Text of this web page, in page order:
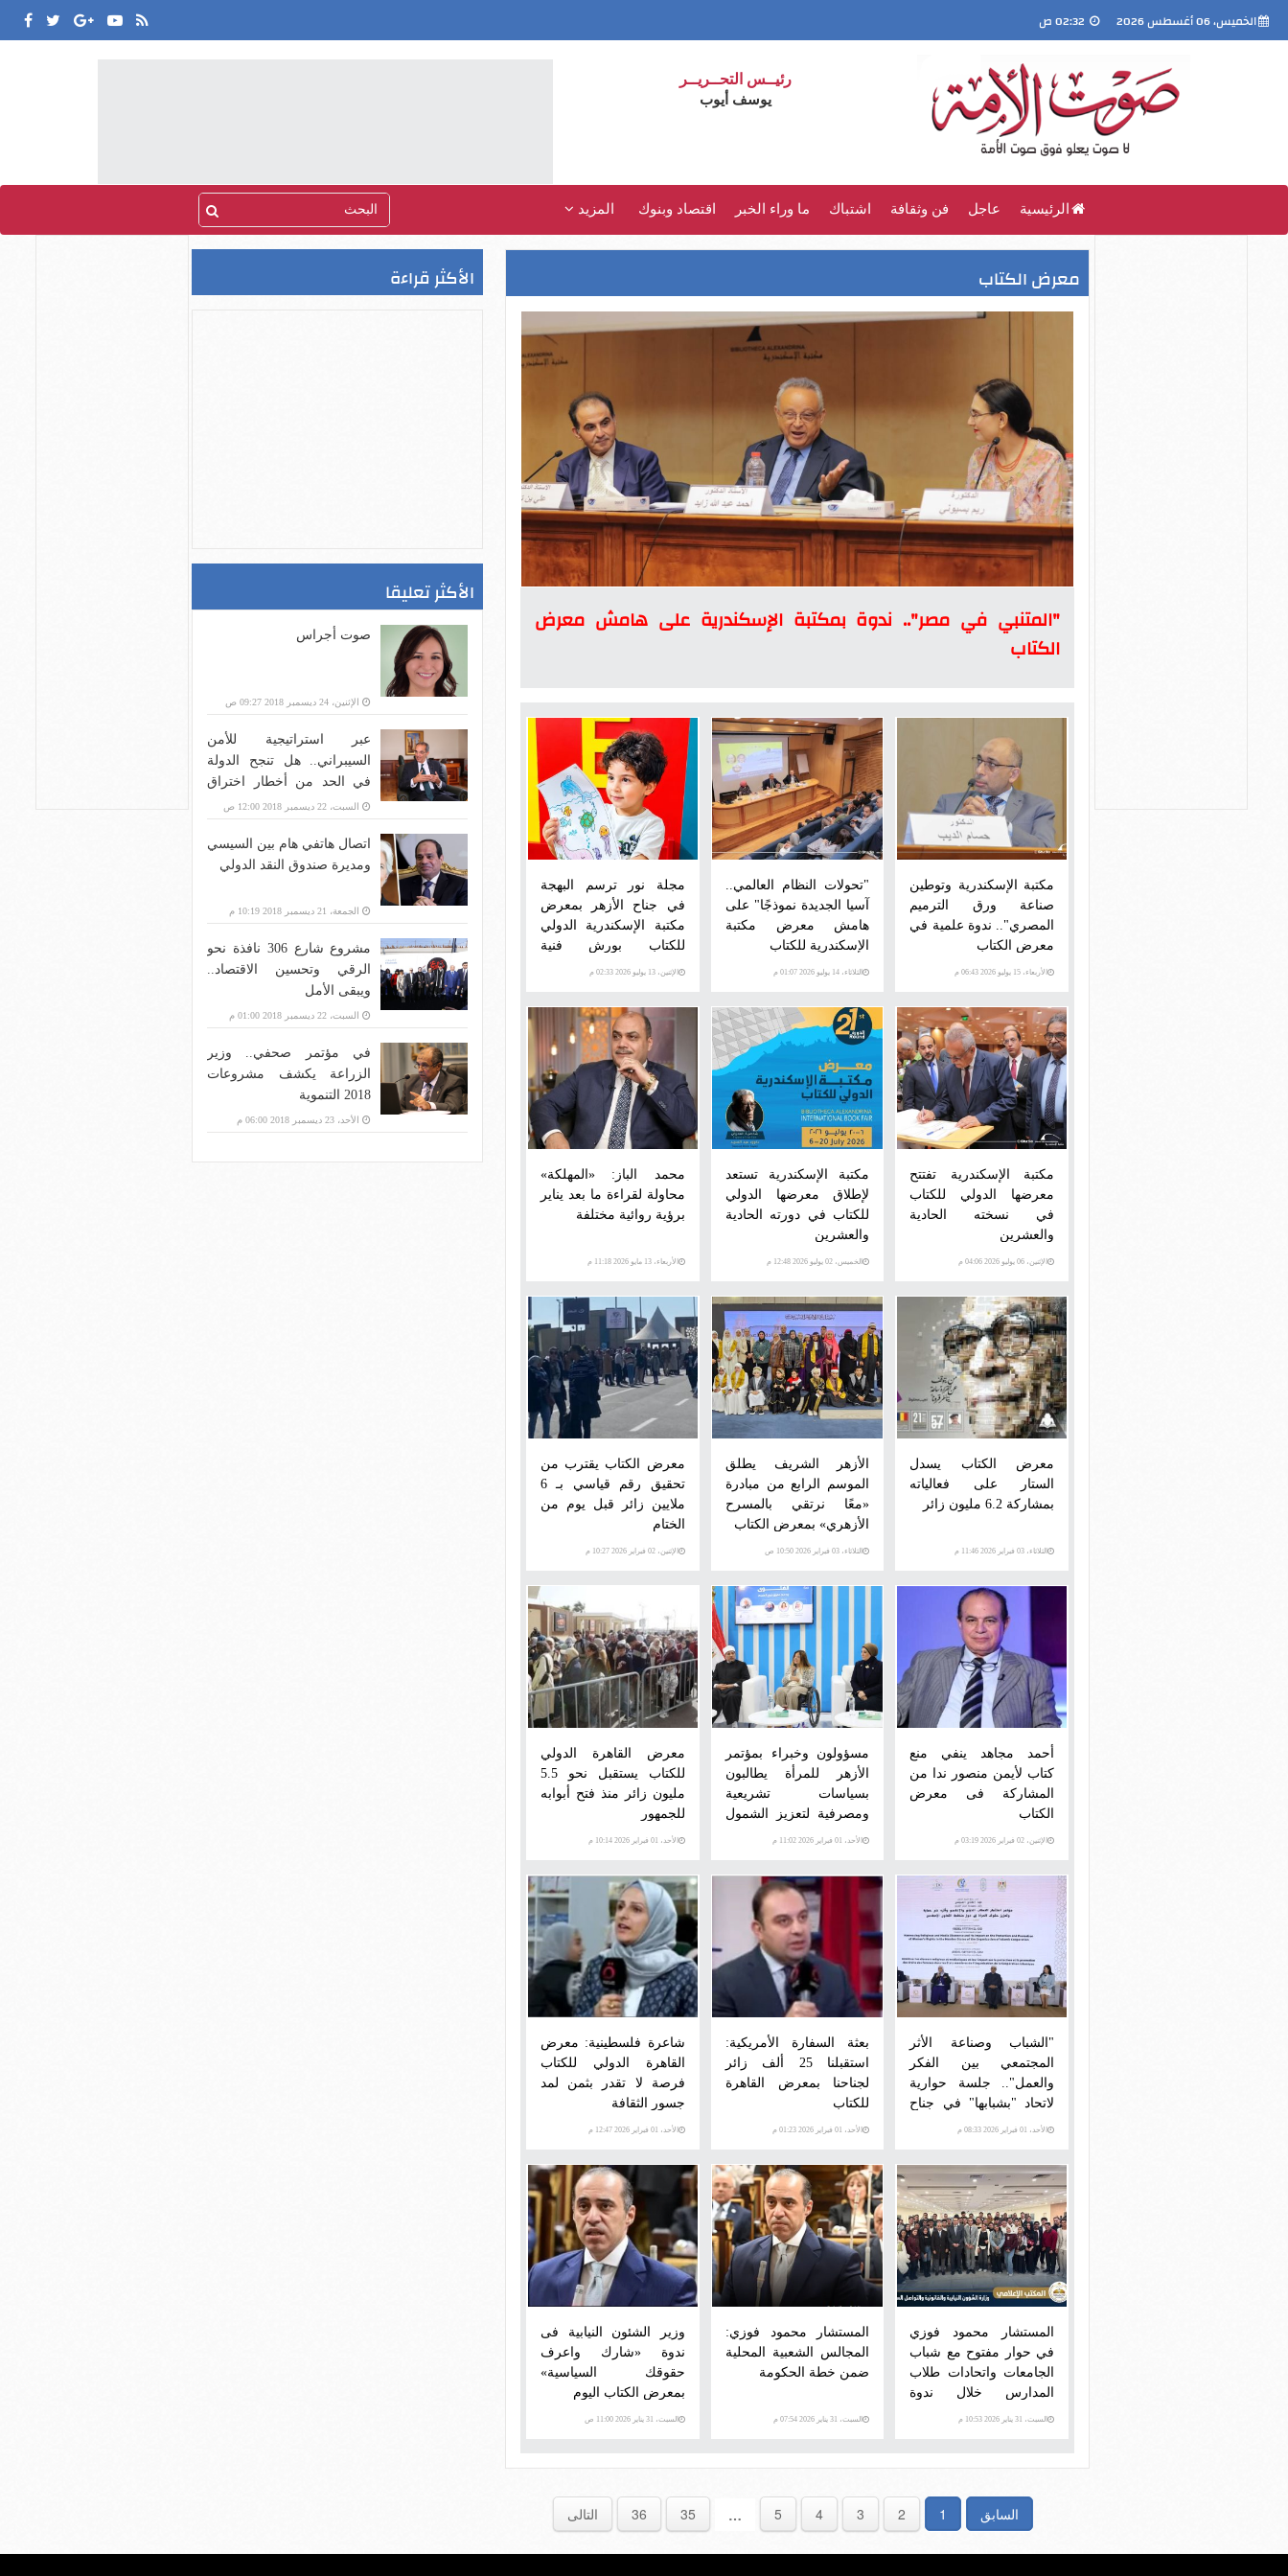
الخميس، 06 أغسطس 2026
رئيــس التحــريــر
يوسف أيوب
الرئيسية عاجل فن وثقافة اشتباك ما وراء الخبر اقتصاد وبنوك المزيد
معرض الكتاب
"المتنبي في مصر".. ندوة بمكتبة الإسكندرية على هامش معرض
الكتاب
مكتبة الإسكندرية وتوطين
صناعة ورق الترميم
المصري".. ندوة علمية في
معرض الكتاب
الأربعاء، 15 يوليو 2026 06:43 م
"تحولات النظام العالمي..
آسيا الجديدة نموذجًا" على
هامش معرض مكتبة
الإسكندرية للكتاب
الثلاثاء، 14 يوليو 2026 01:07 م
مجلة نور ترسم البهجة
في جناح الأزهر بمعرض
مكتبة الإسكندرية الدولي
للكتاب بورش فنية
وتفاعلية
الإثنين، 13 يوليو 2026 02:33 م
مكتبة الإسكندرية تفتتح
معرضها الدولي للكتاب
في نسخته الحادية
والعشرين
الإثنين، 06 يوليو 2026 04:06 م
مكتبة الإسكندرية تستعد
لإطلاق معرضها الدولي
للكتاب في دورته الحادية
والعشرين
الخميس، 02 يوليو 2026 12:48 م
محمد الباز: «المهلكة»
محاولة لقراءة ما بعد يناير
برؤية روائية مختلفة
الأربعاء، 13 مايو 2026 11:18 م
معرض الكتاب يسدل
الستار على فعالياته
بمشاركة 6.2 مليون زائر
الثلاثاء، 03 فبراير 2026 11:46 م
الأزهر الشريف يطلق
الموسم الرابع من مبادرة
«معًا نرتقي بالمسرح
الأزهري» بمعرض الكتاب
الثلاثاء، 03 فبراير 2026 10:50 ص
معرض الكتاب يقترب من
تحقيق رقم قياسي بـ 6
ملايين زائر قبل يوم من
الختام
الإثنين، 02 فبراير 2026 10:27 م
أحمد مجاهد ينفي منع
كتاب لأيمن منصور ندا من
المشاركة فى معرض
الكتاب
الإثنين، 02 فبراير 2026 03:19 م
مسؤولون وخبراء بمؤتمر
الأزهر للمرأة يطالبون
بسياسات تشريعية
ومصرفية لتعزيز الشمول
المالي
الأحد، 01 فبراير 2026 11:02 م
معرض القاهرة الدولي
للكتاب يستقبل نحو 5.5
مليون زائر منذ فتح أبوابه
للجمهور
الأحد، 01 فبراير 2026 10:14 م
"الشباب وصناعة الأثر
المجتمعي بين الفكر
والعمل".. جلسة حوارية
لاتحاد "بشبابها" في جناح
دار الإفتاء المصرية
الأحد، 01 فبراير 2026 08:33 م
بعثة السفارة الأمريكية:
استقبلنا 25 ألف زائر
لجناحنا بمعرض القاهرة
للكتاب
الأحد، 01 فبراير 2026 01:23 م
شاعرة فلسطينية: معرض
القاهرة الدولي للكتاب
فرصة لا تقدر بثمن لمد
جسور الثقافة
الأحد، 01 فبراير 2026 12:47 م
المستشار محمود فوزي
في حوار مفتوح مع شباب
الجامعات واتحادات طلاب
المدارس خلال ندوة
تنسيقية شباب الأحزاب
السبت، 31 يناير 2026 10:53 م
المستشار محمود فوزي:
المجالس الشعبية المحلية
ضمن خطة الحكومة
السبت، 31 يناير 2026 07:54 م
وزير الشئون النيابية فى
ندوة «شارك واعرف
حقوقك السياسية»
بمعرض الكتاب اليوم
السبت، 31 يناير 2026 11:00 ص
السابق 1
2
3
4
5
…
35
36 التالى
الأكثر قراءة
الأكثر تعليقا
صوت أجراس
الإثنين، 24 ديسمبر 2018 09:27 ص
عبر استراتيجية للأمن
السيبراني.. هل تنجح الدولة
في الحد من أخطار اختراق
بنية الاتصالات؟
السبت، 22 ديسمبر 2018 12:00 ص
اتصال هاتفي هام بين السيسي
ومديرة صندوق النقد الدولي
الجمعة، 21 ديسمبر 2018 10:19 م
مشروع شارع 306 نافذة نحو
الرقي وتحسين الاقتصاد..
ويبقى الأمل
السبت، 22 ديسمبر 2018 01:00 م
في مؤتمر صحفي.. وزير
الزراعة يكشف مشروعات
2018 التنموية
الأحد، 23 ديسمبر 2018 06:00 م